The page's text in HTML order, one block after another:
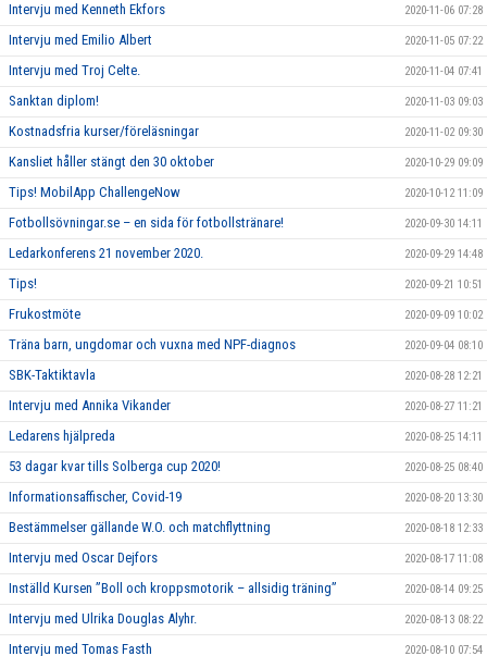
Intervju med Kenneth Ekfors 2020-11-06 07:28
Intervju med Emilio Albert 2020-11-05 07:22
Intervju med Troj Celte. 2020-11-04 07:41
Sanktan diplom! 2020-11-03 09:03
Kostnadsfria kurser/föreläsningar 2020-11-02 09:30
Kansliet håller stängt den 30 oktober 2020-10-29 09:09
Tips! MobilApp ChallengeNow 2020-10-12 11:09
Fotbollsövningar.se – en sida för fotbollstränare! 2020-09-30 14:11
Ledarkonferens 21 november 2020. 2020-09-29 14:48
Tips! 2020-09-21 10:51
Frukostmöte 2020-09-09 10:02
Träna barn, ungdomar och vuxna med NPF-diagnos 2020-09-04 08:10
SBK-Taktiktavla 2020-08-28 12:21
Intervju med Annika Vikander 2020-08-27 11:21
Ledarens hjälpreda 2020-08-25 14:11
53 dagar kvar tills Solberga cup 2020! 2020-08-25 08:40
Informationsaffischer, Covid-19 2020-08-20 13:30
Bestämmelser gällande W.O. och matchflyttning 2020-08-18 12:33
Intervju med Oscar Dejfors 2020-08-17 11:08
Inställd Kursen ”Boll och kroppsmotorik – allsidig träning” 2020-08-14 09:25
Intervju med Ulrika Douglas Alyhr. 2020-08-13 08:22
Intervju med Tomas Fasth 2020-08-10 07:54